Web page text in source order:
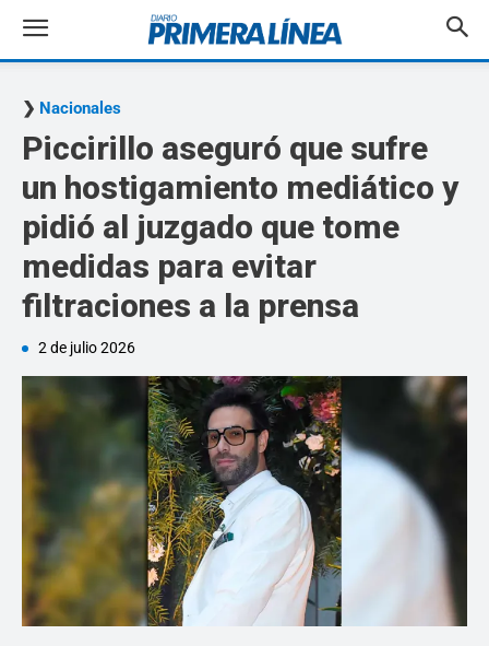
Nacionales
Piccirillo aseguró que sufre
un hostigamiento mediático y
pidió al juzgado que tome
medidas para evitar
filtraciones a la prensa
2 de julio 2026